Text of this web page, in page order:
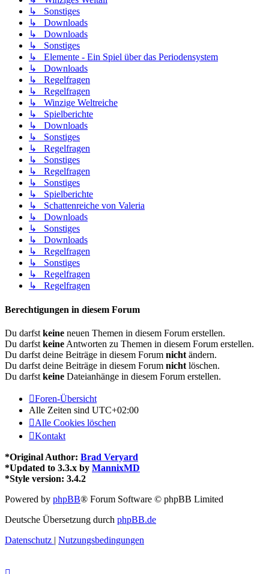
↳ Sonstiges
↳ Downloads
↳ Downloads
↳ Sonstiges
↳ Elemente - Ein Spiel über das Periodensystem
↳ Downloads
↳ Regelfragen
↳ Regelfragen
↳ Winzige Weltreiche
↳ Spielberichte
↳ Downloads
↳ Sonstiges
↳ Regelfragen
↳ Sonstiges
↳ Regelfragen
↳ Sonstiges
↳ Spielberichte
↳ Schattenreiche von Valeria
↳ Downloads
↳ Sonstiges
↳ Downloads
↳ Regelfragen
↳ Sonstiges
↳ Regelfragen
↳ Regelfragen
Berechtigungen in diesem Forum
Du darfst keine neuen Themen in diesem Forum erstellen.
Du darfst keine Antworten zu Themen in diesem Forum erstellen.
Du darfst deine Beiträge in diesem Forum nicht ändern.
Du darfst deine Beiträge in diesem Forum nicht löschen.
Du darfst keine Dateianhänge in diesem Forum erstellen.
Foren-Übersicht
Alle Zeiten sind UTC+02:00
Alle Cookies löschen
Kontakt
*Original Author: Brad Veryard
*Updated to 3.3.x by MannixMD
*Style version: 3.4.2
Powered by phpBB® Forum Software © phpBB Limited
Deutsche Übersetzung durch phpBB.de
Datenschutz | Nutzungsbedingungen